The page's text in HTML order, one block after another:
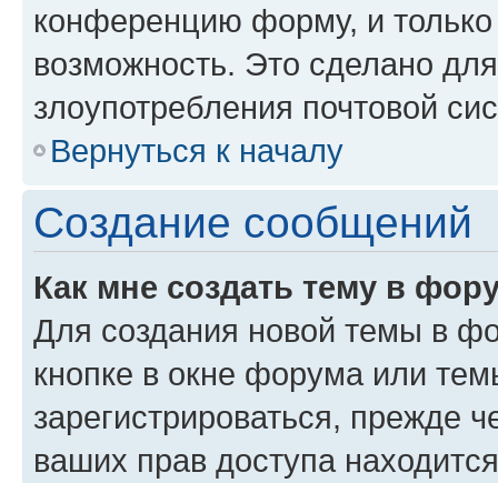
конференцию форму, и
возможность. Это сделано
злоупотребления почтовой
Вернуться к началу
Создание сообщений
Как мне создать тему в
Для создания новой темы в
кнопке в окне форума или
зарегистрироваться, прежде
ваших прав доступа